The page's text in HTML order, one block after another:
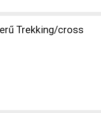
Trekking/cross